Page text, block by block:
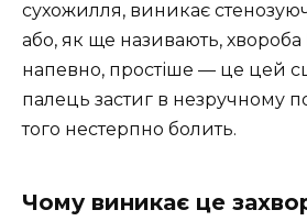
сухожилля, виникає
або, як ще називають, хвороба
напевно, простіше — це цей
палець застиг в незручному
того нестерпно болить.
Чому виникає це